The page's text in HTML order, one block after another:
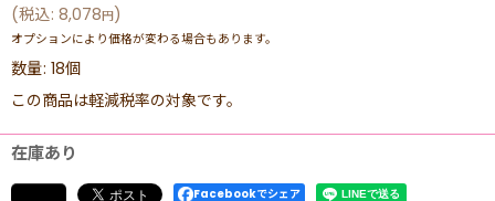
(税込: 8,078円)
オプションにより価格が変わる場合もあります。
数量: 18個
この商品は軽減税率の対象です。
在庫あり
Facebookでシェア